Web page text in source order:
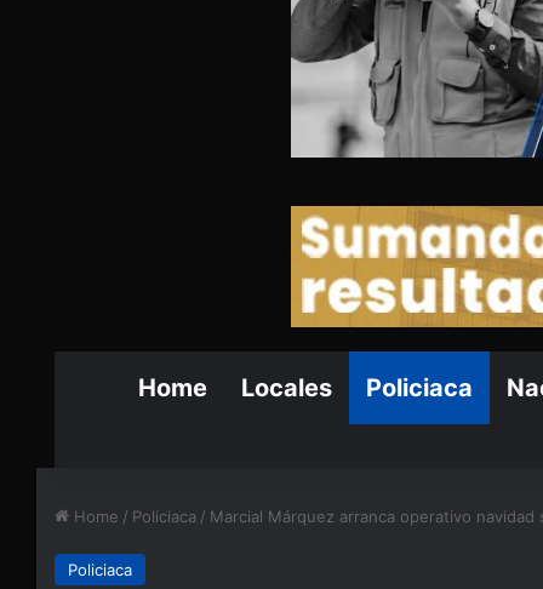
Home Locales Policiaca
Home / Policiaca / Marcial Márquez arranca operativo navidad
Policiaca